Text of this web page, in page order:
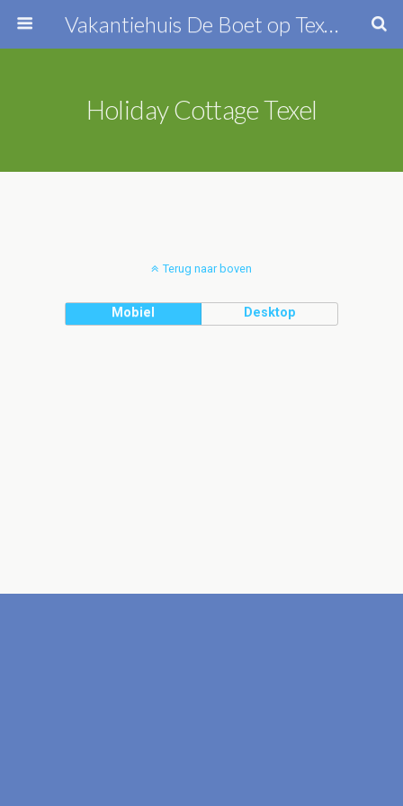
Vakantiehuis De Boet op Texel
Holiday Cottage Texel
Terug naar boven
Mobiel Desktop